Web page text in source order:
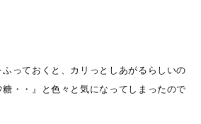
っておくと、カリっとしあがるらしいの
・・』と色々と気になってしまったので